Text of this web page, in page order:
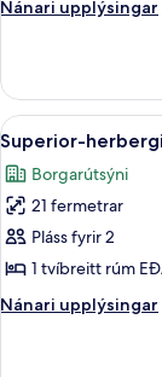
2
rúm
Nánari upplýsingar
Nánari
herbergi
2
einbreið
rúm
Skoða
allar
myndir
fyrir
Superior-
herbergi
með
tvíbreiðu
7
Superior-
Borgarútsýni
21 fermetrar
Pláss fyrir 2
1 tvíbreitt rúm
Nánari upplýsingar
Nánari